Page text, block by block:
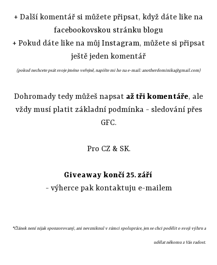
+ Další komentář si můžete připsat, když dáte like na
facebookovskou stránku blogu
+ Pokud dáte like na můj Instagram, můžete si připsat
ještě jeden komentář
(pokud nechcete psát svoje jméno veřejně, napište mi ho na e-mail: anotherdominika@gmail.com)
Dohromady tedy můžeš napsat až tři komentáře, ale
vždy musí platit základní podmínka - sledování přes
GFC.
Pro CZ & SK.
Giveaway končí 25. září
- výherce pak kontaktuju e-mailem
*Článek není nijak sponzorovaný, ani nevzniknul v rámci spolupráce, jen se chci podělit o svoji výhru a
udělat někomu z Vás radost.